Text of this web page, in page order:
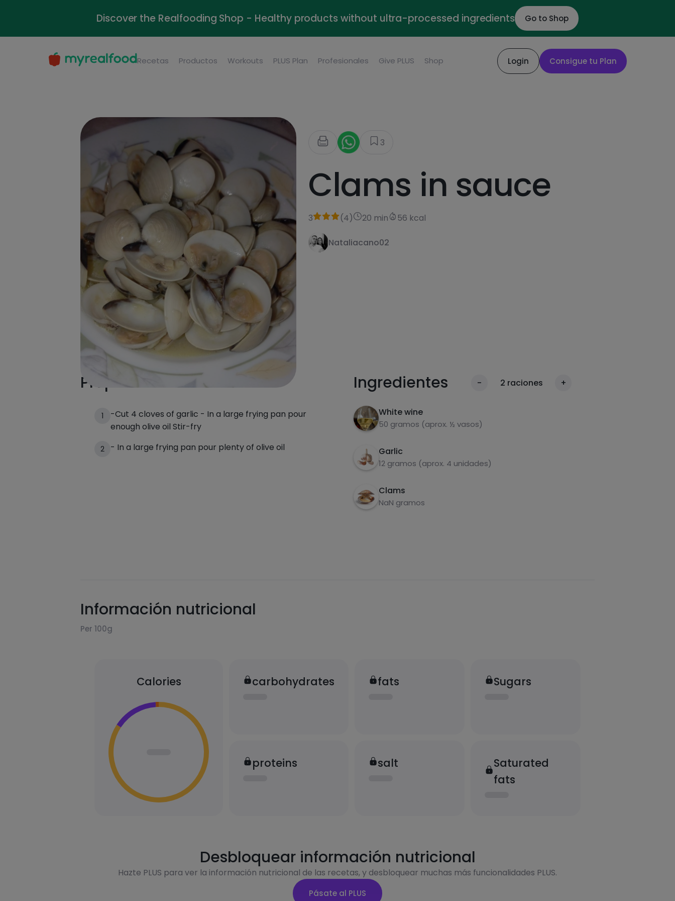
Discover the Realfooding Shop - Healthy products without ultra-processed ingredients Go to Shop
Recetas Productos Workouts PLUS Plan Profesionales Give PLUS Shop Login Consigue tu Plan
3
Clams in sauce
3 (4) 20 min 56 kcal
Nataliacano02
Preparación de la receta
1
-Cut 4 cloves of garlic - In a large frying pan pour
enough olive oil Stir-fry
2 - In a large frying pan pour plenty of olive oil
Ingredientes - 2 raciones +
White wine
50 gramos (aprox. ½ vasos)
Garlic
12 gramos (aprox. 4 unidades)
Clams
NaN gramos
Información nutricional
Per 100g
Calories carbohydrates
proteins
fats
salt
Sugars
Saturated
fats
Desbloquear información nutricional
Hazte PLUS para ver la información nutricional de las recetas, y desbloquear muchas más funcionalidades PLUS.
Pásate al PLUS